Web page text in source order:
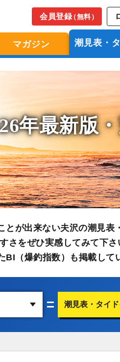
会員登録（無料）
マガジン 潮見表・
年最新版
が出来ない夫沢の潮見表
さをぜひ実感してみて下さ
（爆釣指数）も掲載して
潮見表・タイ